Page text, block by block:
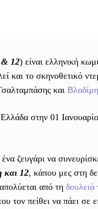
12) είναι ελληνική
και το σκηνοθετικό
και
στην 01
ζευγάρι να
και 12, κάπου μες στη
από τη δουλειά
τον πείθει να πάει σε